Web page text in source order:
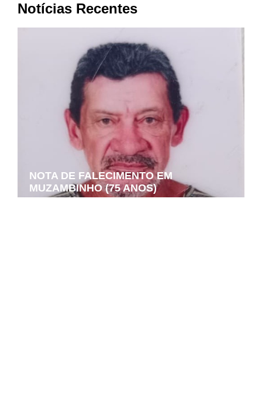
Notícias Recentes
NOTA DE FALECIMENTO EM
MUZAMBINHO (75 ANOS)